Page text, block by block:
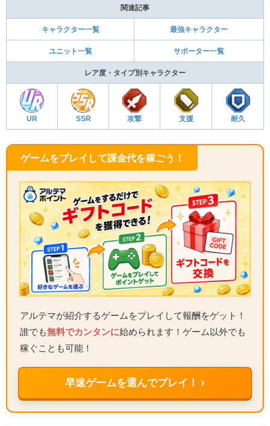
関連記事
キャラクター一覧 最強キャラクター
ユニット一覧 サポーター一覧
レア度・タイプ別キャラクター
UR SSR 攻撃 支援 耐久
ゲームをプレイして課金代を稼ごう！
アルテマが紹介するゲームをプレイして報酬をゲット！
誰でも無料でカンタンに始められます！ゲーム以外でも
稼ぐことも可能！
早速ゲームを選んでプレイ！ ›